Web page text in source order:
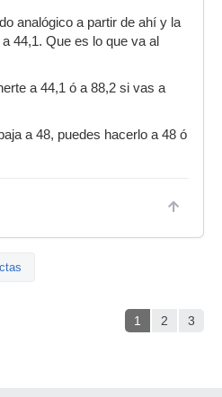
analógico a partir de ahí y la
44,1. Que es lo que va al
a 44,1 ó a 88,2 si vas a
a 48, puedes hacerlo a 48 ó
1 2 3